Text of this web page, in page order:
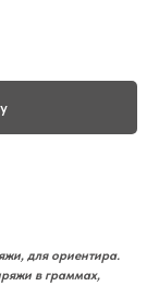
для ориентира.
в граммах,